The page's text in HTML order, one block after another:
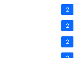
2
2
2